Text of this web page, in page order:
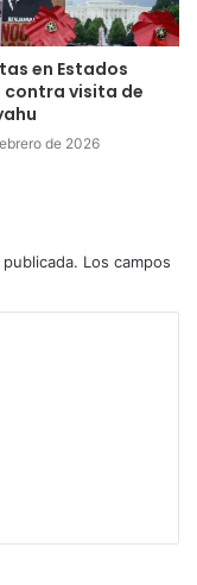
en Estados
contra visita de
de 2026
Los campos